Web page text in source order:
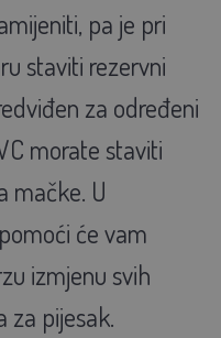
pa je pri
staviti rezervni
za određeni
morate staviti
mačke. U
će vam
izmjenu svih
za pijesak.